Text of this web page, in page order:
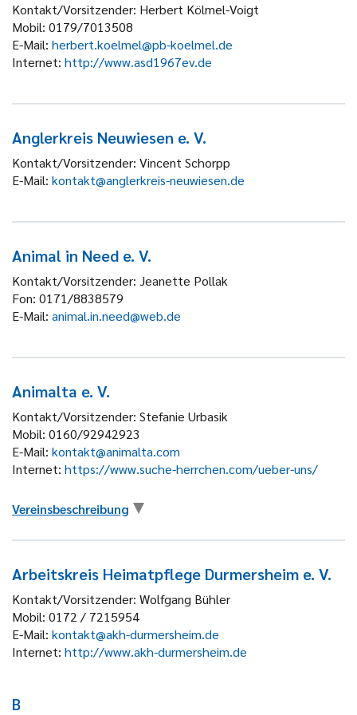
Kontakt/Vorsitzender: Herbert Kölmel-Voigt
Mobil: 0179/7013508
E-Mail: herbert.koelmel@pb-koelmel.de
Internet: http://www.asd1967ev.de
Anglerkreis Neuwiesen e. V.
Kontakt/Vorsitzender: Vincent Schorpp
E-Mail: kontakt@anglerkreis-neuwiesen.de
Animal in Need e. V.
Kontakt/Vorsitzender: Jeanette Pollak
Fon: 0171/8838579
E-Mail: animal.in.need@web.de
Animalta e. V.
Kontakt/Vorsitzender: Stefanie Urbasik
Mobil: 0160/92942923
E-Mail: kontakt@animalta.com
Internet: https://www.suche-herrchen.com/ueber-uns/
Vereinsbeschreibung
Arbeitskreis Heimatpflege Durmersheim e. V.
Kontakt/Vorsitzender: Wolfgang Bühler
Mobil: 0172 / 7215954
E-Mail: kontakt@akh-durmersheim.de
Internet: http://www.akh-durmersheim.de
B